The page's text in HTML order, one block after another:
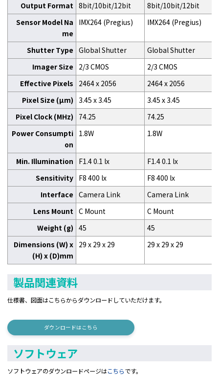
Output Format 8bit/10bit/12bit
8bit/10bit/12bit
Sensor Model Na
me
IMX264 (Pregius) IMX264 (Pregius)
Shutter Type Global Shutter
Global Shutter
Imager Size
2/3 CMOS
2/3 CMOS
Effective Pixels
2464 x 2056
2464 x 2056
Pixel Size (μm) 3.45 x 3.45
3.45 x 3.45
Pixel Clock (MHz)
74.25
74.25
Power Consumpti
on
1.8W 1.8W
Min. Illumination F1.4 0.1 lx
F1.4 0.1 lx
Sensitivity F8 400 lx
F8 400 lx
Interface Camera Link
Camera Link
Lens Mount C Mount
C Mount
Weight (g) 45
45
Dimensions (W) x
(H) x (D)mm
29 x 29 x 29 29 x 29 x 29
製品関連資料
仕様書、図面はこちらからダウンロードしていただけます。
ダウンロードはこちら
ソフトウェア
ソフトウェアのダウンロードページはこちらです。